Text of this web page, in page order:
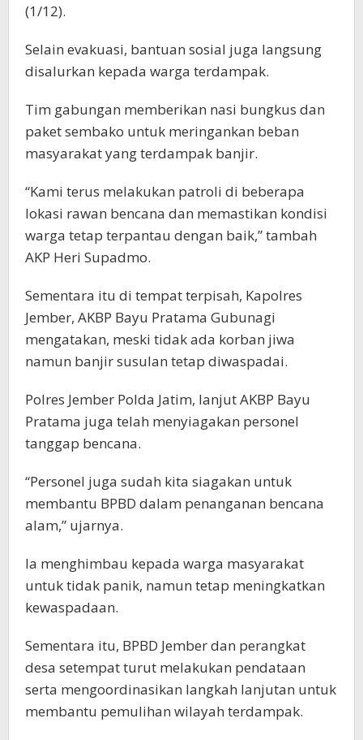
(1/12).
Selain evakuasi, bantuan sosial juga langsung
disalurkan kepada warga terdampak.
Tim gabungan memberikan nasi bungkus dan
paket sembako untuk meringankan beban
masyarakat yang terdampak banjir.
“Kami terus melakukan patroli di beberapa
lokasi rawan bencana dan memastikan kondisi
warga tetap terpantau dengan baik,” tambah
AKP Heri Supadmo.
Sementara itu di tempat terpisah, Kapolres
Jember, AKBP Bayu Pratama Gubunagi
mengatakan, meski tidak ada korban jiwa
namun banjir susulan tetap diwaspadai.
Polres Jember Polda Jatim, lanjut AKBP Bayu
Pratama juga telah menyiagakan personel
tanggap bencana.
“Personel juga sudah kita siagakan untuk
membantu BPBD dalam penanganan bencana
alam,” ujarnya.
Ia menghimbau kepada warga masyarakat
untuk tidak panik, namun tetap meningkatkan
kewaspadaan.
Sementara itu, BPBD Jember dan perangkat
desa setempat turut melakukan pendataan
serta mengoordinasikan langkah lanjutan untuk
membantu pemulihan wilayah terdampak.